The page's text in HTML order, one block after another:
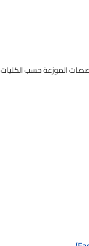
70 قسماً ومركزاً بحثياً. إليك التخصصات الموزعة حسب الكليات